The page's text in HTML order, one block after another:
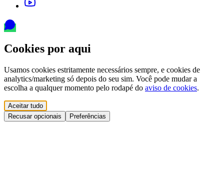
Cookies por aqui
Usamos cookies estritamente necessários sempre, e cookies de
analytics/marketing só depois do seu sim. Você pode mudar a
escolha a qualquer momento pelo rodapé do aviso de cookies.
Aceitar tudo
Recusar opcionais
Preferências